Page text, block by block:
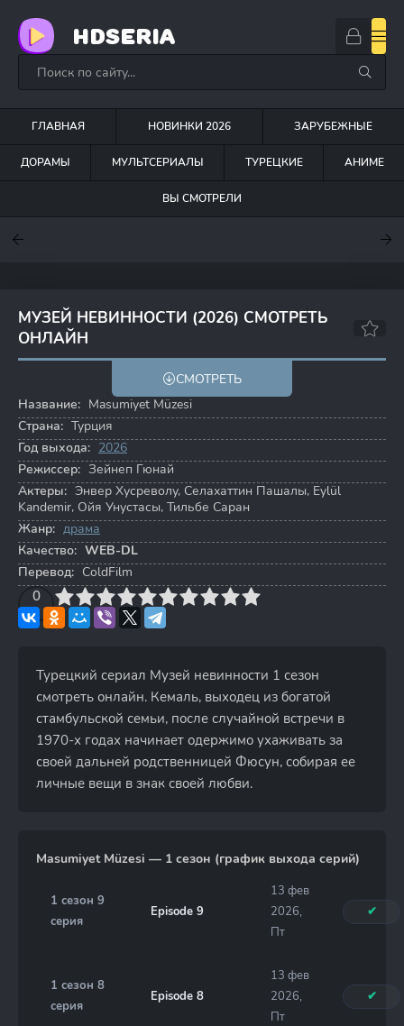
HDSERIA
ГЛАВНАЯ НОВИНКИ 2026 ЗАРУБЕЖНЫЕ
ДОРАМЫ МУЛЬТСЕРИАЛЫ ТУРЕЦКИЕ АНИМЕ
ВЫ СМОТРЕЛИ
МУЗЕЙ НЕВИННОСТИ (2026) СМОТРЕТЬ
ОНЛАЙН
СМОТРЕТЬ
Название: Masumiyet Müzesi
Страна: Турция
Год выхода: 2026
Режиссер: Зейнеп Гюнай
Актеры: Энвер Хусреволу, Селахаттин Пашалы, Eylül
Kandemir, Ойя Унустасы, Тильбе Саран
Жанр: драма
Качество: WEB-DL
Перевод: ColdFilm
0
4 6 7 8 9 10
Турецкий сериал Музей невинности 1 сезон
смотреть онлайн. Кемаль, выходец из богатой
стамбульской семьи, после случайной встречи в
1970-х годах начинает одержимо ухаживать за
своей дальней родственницей Фюсун, собирая ее
личные вещи в знак своей любви.
Masumiyet Müzesi — 1 сезон (график выхода серий)
1 сезон 9
серия
Episode 9
13 фев
2026,
Пт
✔
1 сезон 8
серия
Episode 8
13 фев
2026,
Пт
✔